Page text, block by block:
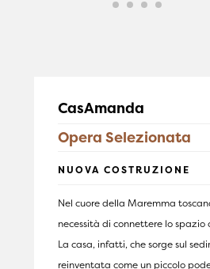
CasAmanda
Opera Selezionata
NUOVA COSTRUZIONE
Nel cuore della Maremma
necessità di connettere lo
La casa, infatti, che sorge sul
reinventata come un piccolo